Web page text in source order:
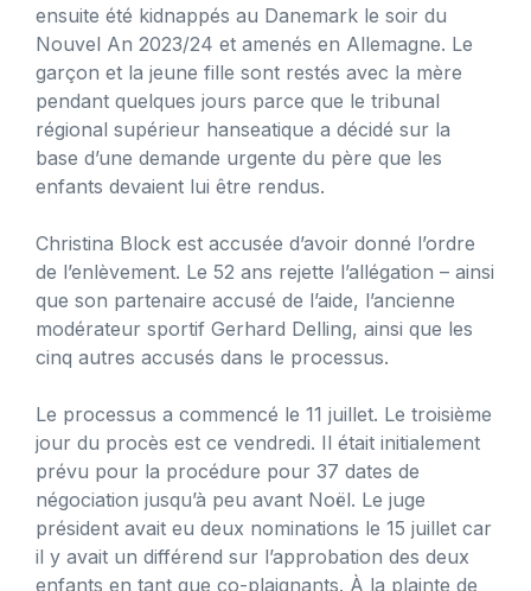
ensuite été kidnappés au Danemark le soir du
Nouvel An 2023/24 et amenés en Allemagne. Le
garçon et la jeune fille sont restés avec la mère
pendant quelques jours parce que le tribunal
régional supérieur hanseatique a décidé sur la
base d’une demande urgente du père que les
enfants devaient lui être rendus.
Christina Block est accusée d’avoir donné l’ordre
de l’enlèvement. Le 52 ans rejette l’allégation – ainsi
que son partenaire accusé de l’aide, l’ancienne
modérateur sportif Gerhard Delling, ainsi que les
cinq autres accusés dans le processus.
Le processus a commencé le 11 juillet. Le troisième
jour du procès est ce vendredi. Il était initialement
prévu pour la procédure pour 37 dates de
négociation jusqu’à peu avant Noël. Le juge
président avait eu deux nominations le 15 juillet car
il y avait un différend sur l’approbation des deux
enfants en tant que co-plaignants. À la plainte de